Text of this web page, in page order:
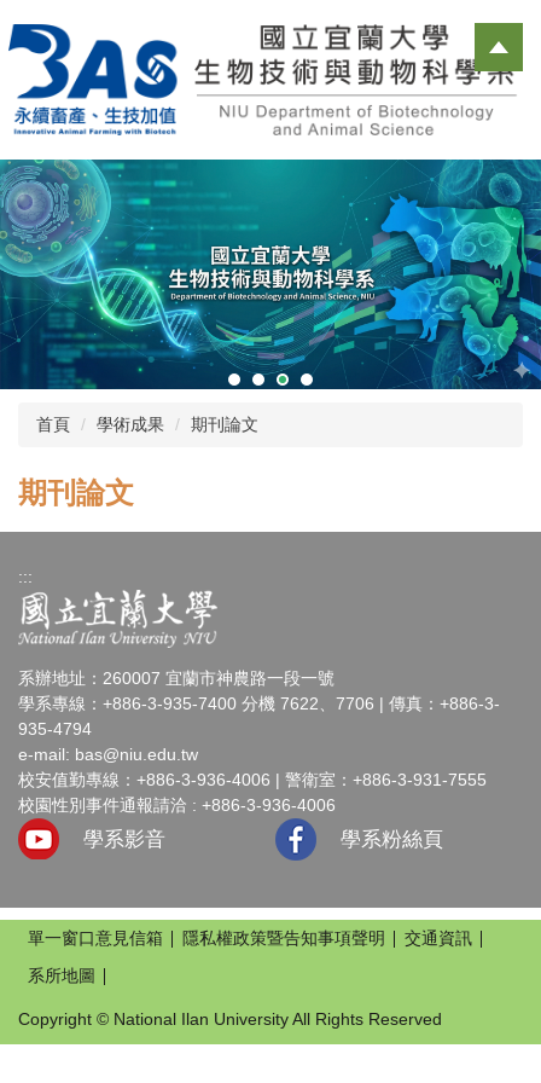
到
要
內
區
首頁 學術成果 期刊論文
期刊論文
:::
系辦地址：260007 宜蘭市神農路一段一號
學系專線：+886-3-935-7400 分機 7622、7706 | 傳真：+886-3-
935-4794
e-mail: bas@niu.edu.tw
校安值勤專線：+886-3-936-4006 | 警衛室：+886-3-931-7555
校園性別事件通報請洽 : +886-3-936-4006
學系影音 學系粉絲頁
單一窗口意見信箱 隱私權政策暨告知事項聲明
交通資訊
系所地圖
Copyright © National Ilan University All Rights Reserved